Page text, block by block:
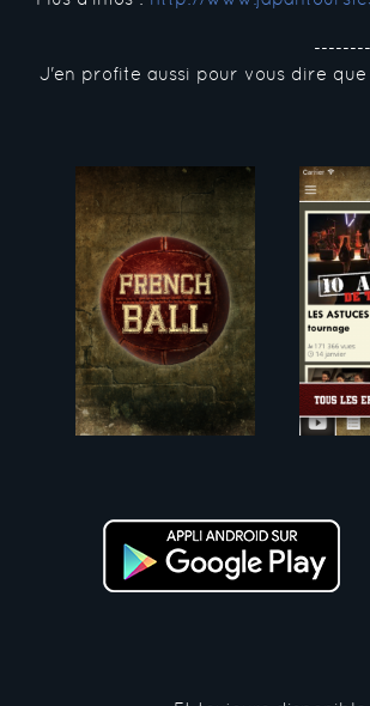
J'en profite aussi pour vous dire que